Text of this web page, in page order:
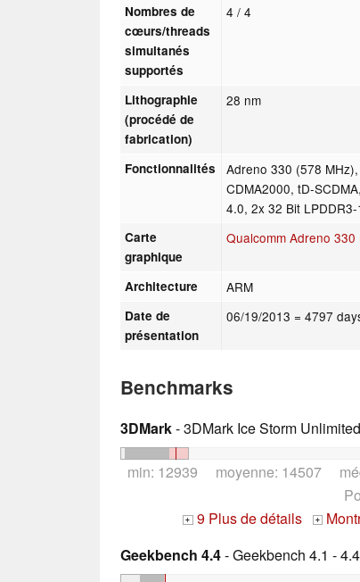
Nombres de
cœurs/threads
simultanés
supportés
4 / 4
Lithographie
(procédé de
fabrication)
28 nm
Fonctionnalités
Adreno 330 (578
CDMA2000, tD-
4.0, 2x 32 Bit
Carte
graphique
Qualcomm Adreno 330
Architecture ARM
Date de
présentation
06/19/2013 = 4797
Benchmarks
3DMark- 3DMark Ice Storm
min: 12939 moyenne: 14507
+ 9 Plus de détails +
Geekbench 4.4- Geekbench 4.1 -